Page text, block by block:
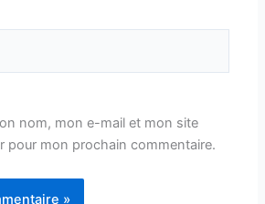
nom, mon e-mail et mon site
pour mon prochain commentaire.